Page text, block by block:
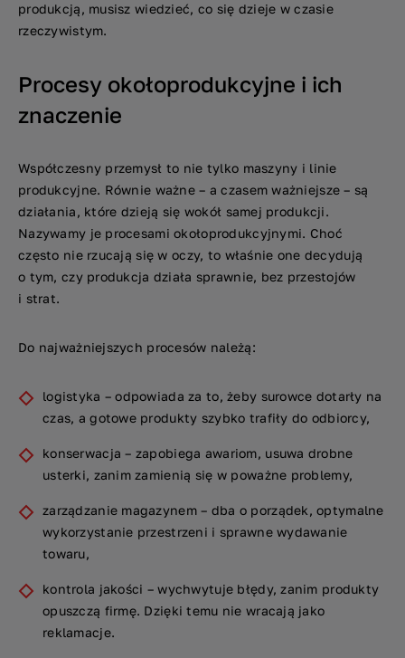
produkcją, musisz wiedzieć, co się dzieje w czasie
rzeczywistym.
Procesy okołoprodukcyjne i ich
znaczenie
Współczesny przemysł to nie tylko maszyny i linie
produkcyjne. Równie ważne – a czasem ważniejsze – są
działania, które dzieją się wokół samej produkcji.
Nazywamy je procesami okołoprodukcyjnymi. Choć
często nie rzucają się w oczy, to właśnie one decydują
o tym, czy produkcja działa sprawnie, bez przestojów
i strat.
Do najważniejszych procesów należą:
logistyka – odpowiada za to, żeby surowce dotarły na
czas, a gotowe produkty szybko trafiły do odbiorcy,
konserwacja – zapobiega awariom, usuwa drobne
usterki, zanim zamienią się w poważne problemy,
zarządzanie magazynem – dba o porządek, optymalne
wykorzystanie przestrzeni i sprawne wydawanie
towaru,
kontrola jakości – wychwytuje błędy, zanim produkty
opuszczą firmę. Dzięki temu nie wracają jako
reklamacje.